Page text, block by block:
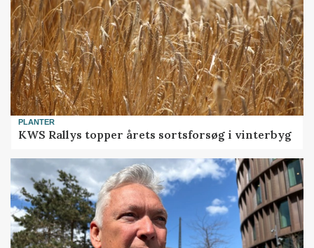
PLANTER
KWS Rallys topper årets sortsforsøg i vinterbyg